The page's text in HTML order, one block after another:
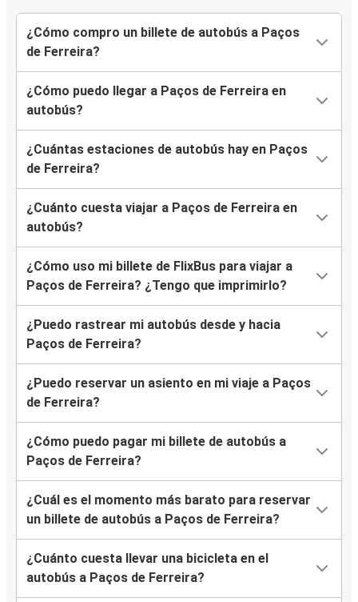
¿Cómo compro un billete de autobús a Paços
de Ferreira?
¿Cómo puedo llegar a Paços de Ferreira en
autobús?
¿Cuántas estaciones de autobús hay en Paços
de Ferreira?
¿Cuánto cuesta viajar a Paços de Ferreira en
autobús?
¿Cómo uso mi billete de FlixBus para viajar a
Paços de Ferreira? ¿Tengo que imprimirlo?
¿Puedo rastrear mi autobús desde y hacia
Paços de Ferreira?
¿Puedo reservar un asiento en mi viaje a Paços
de Ferreira?
¿Cómo puedo pagar mi billete de autobús a
Paços de Ferreira?
¿Cuál es el momento más barato para reservar
un billete de autobús a Paços de Ferreira?
¿Cuánto cuesta llevar una bicicleta en el
autobús a Paços de Ferreira?